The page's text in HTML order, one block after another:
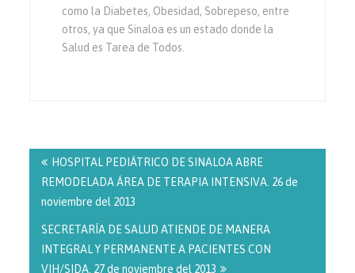
como la Diabetes, Obesidad, Sobrepeso, entre
otros, ya que Sinaloa es un estado donde la
Salud es Tarea de Todos.
de
entradas
HOSPITAL PEDIÁTRICO DE SINALOA ABRE
REMODELADA ÁREA DE TERAPIA INTENSIVA. 26 de
noviembre del 2013
SECRETARÍA DE SALUD ATIENDE DE MANERA
INTEGRAL Y PERMANENTE A PACIENTES CON
VIH/SIDA. 27 de noviembre del 2013